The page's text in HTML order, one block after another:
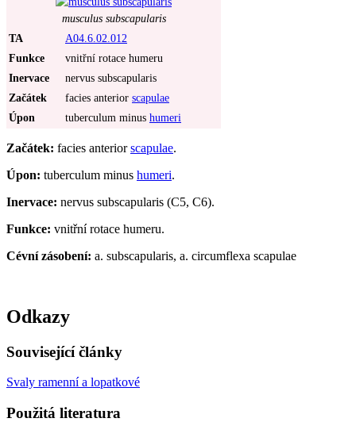
musculus subscapularis
TA
A04.6.02.012
Funkce
vnitřní rotace humeru
Inervace
nervus subscapularis
Začátek
facies anterior scapulae
Úpon
tuberculum minus humeri
Začátek: facies anteriorscapulae.
Úpon: tuberculum minus humeri.
Inervace: nervus subscapularis (C5, C6).
Funkce: vnitřní rotace humeru.
Cévní zásobení: a. subscapularis, a. circumflexa scapulae
Odkazy
Související články
Svaly ramenní a lopatkové
Použitá literatura